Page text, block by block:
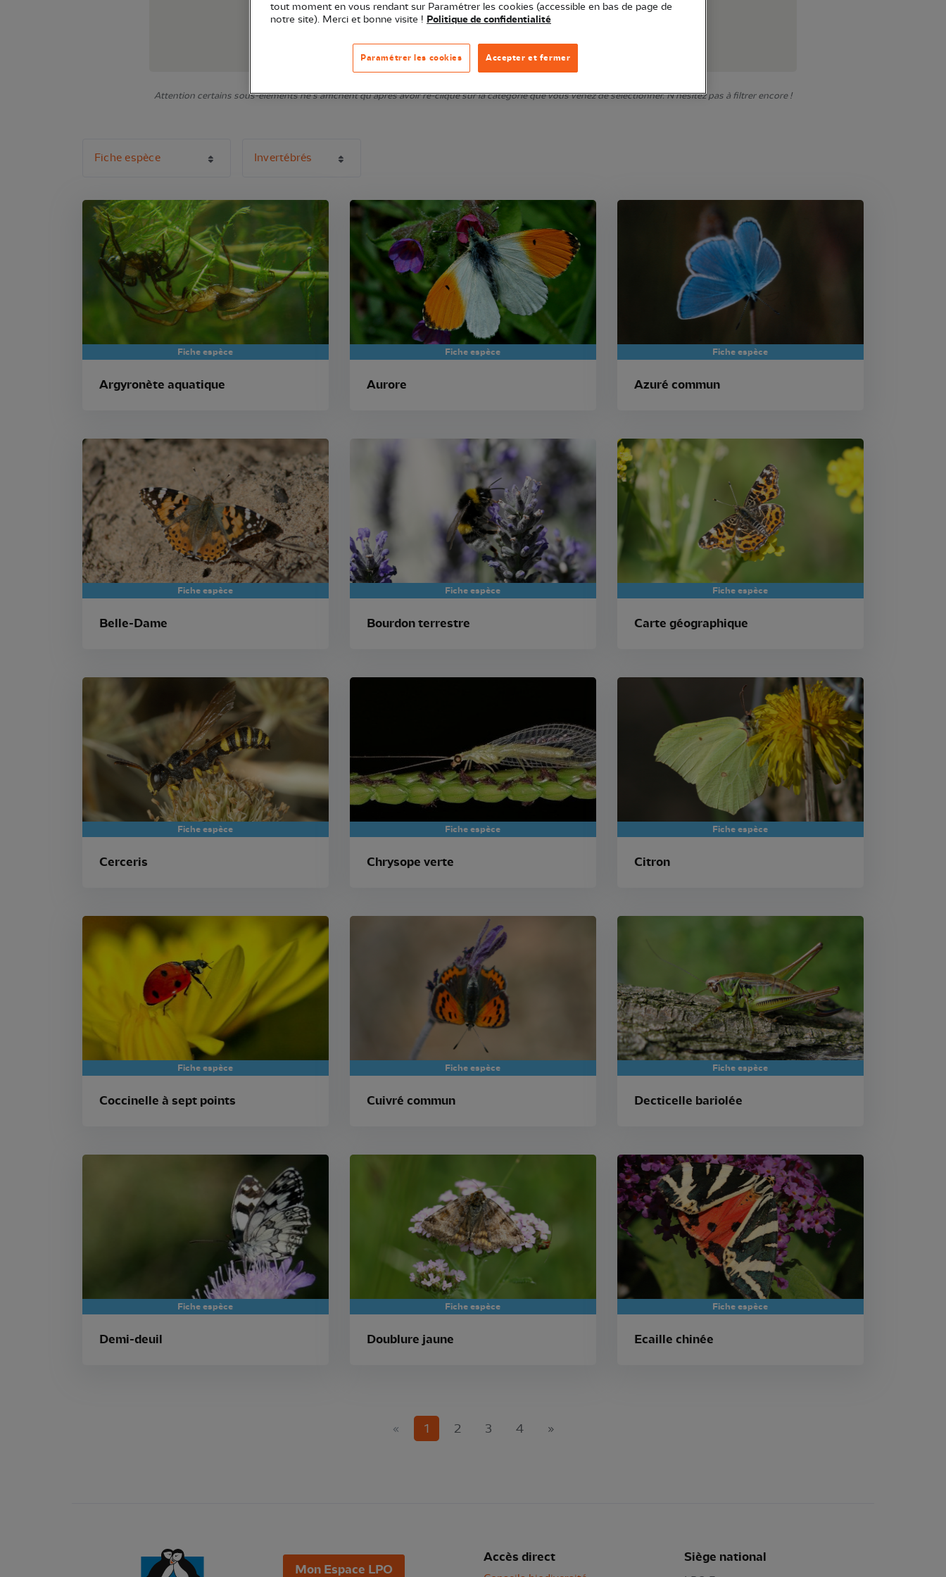
l'urbanisme et l'agriculture durables...
Attention certains sous-éléments ne s'affichent qu'après avoir re-cliqué sur la catégorie que vous venez de sélectionner. N'hésitez pas à filtrer encore !
Fiche espèce
Argyronète aquatique
Fiche espèce
Aurore
Fiche espèce
Azuré commun
Fiche espèce
Belle-Dame
Fiche espèce
Bourdon terrestre
Fiche espèce
Carte géographique
Fiche espèce
Cerceris
Fiche espèce
Chrysope verte
Fiche espèce
Citron
Fiche espèce
Coccinelle à sept points
Fiche espèce
Cuivré commun
Fiche espèce
Decticelle bariolée
Fiche espèce
Demi-deuil
Fiche espèce
Doublure jaune
Fiche espèce
Ecaille chinée
« 1(current)
2 3 4 »
Mon Espace LPO
Accès direct Siège national
tout moment en vous rendant sur Paramétrer les cookies (accessible en bas de page de
notre site). Merci et bonne visite ! Politique de confidentialité
Accepter et fermer
Paramétrer les cookies